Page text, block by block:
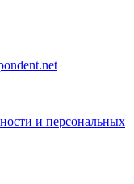
и персональных